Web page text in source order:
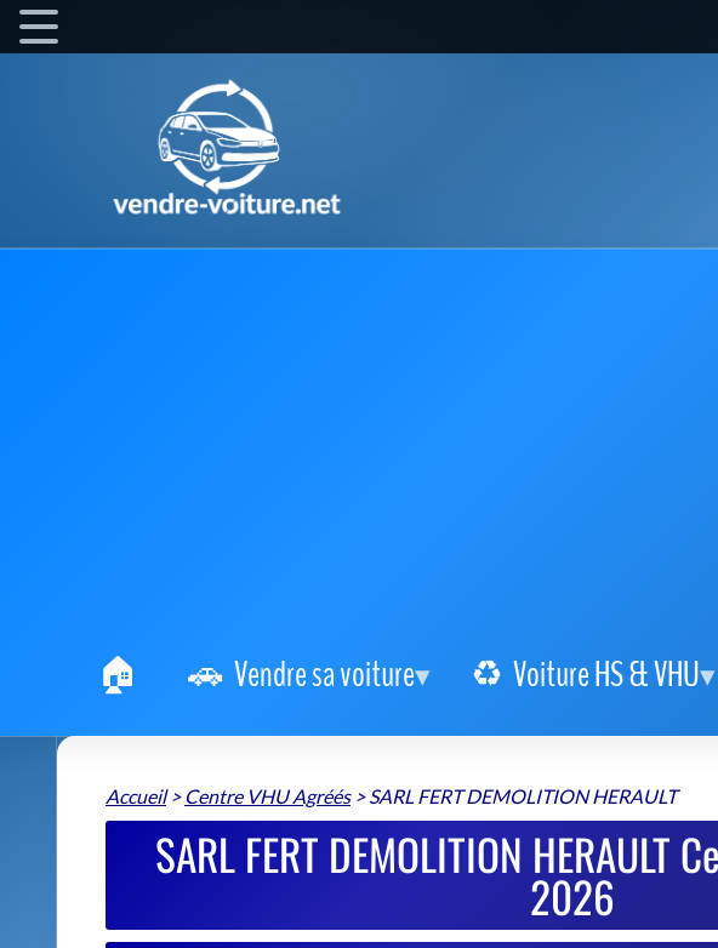
Vendre sa voiture Voiture HS & VHU
Accueil> Centre VHU Agréés>SARL FERT DEMOLITION HERAULT
SARL FERT DEMOLITION HERAULT
2026